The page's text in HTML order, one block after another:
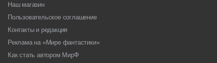
Наш магазин
Пользовательское соглашение
Контакты и редакция
Реклама на «Мире фантастики»
Как стать автором МирФ